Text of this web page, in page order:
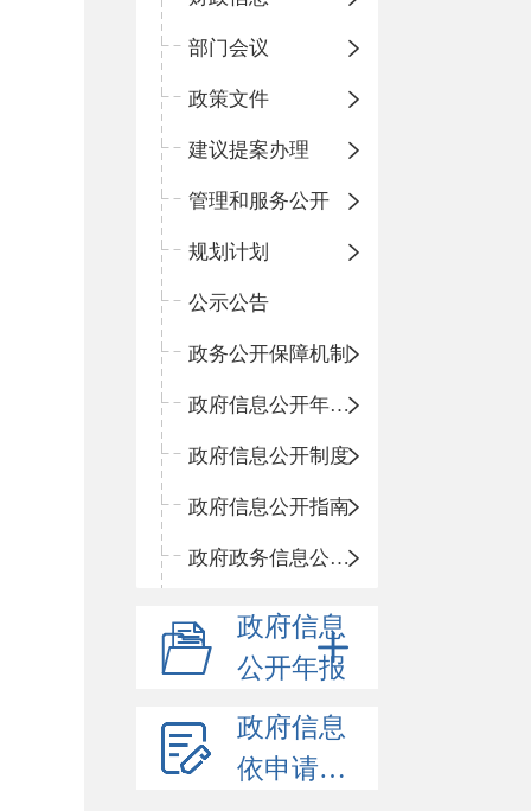
部门会议
政策文件
建议提案办理
管理和服务公开
规划计划
公示公告
政务公开保障机制
政府信息公开年度报告
政府信息公开制度
政府信息公开指南
政府政务信息公开目录
政府信息
公开年报
政府信息
依申请公开